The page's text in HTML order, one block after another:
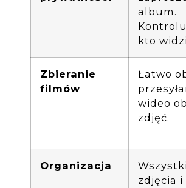
album.
kto
Zbieranie
filmów
Łatwo
wideo
zdjęć.
Organizacja
zdjęcia